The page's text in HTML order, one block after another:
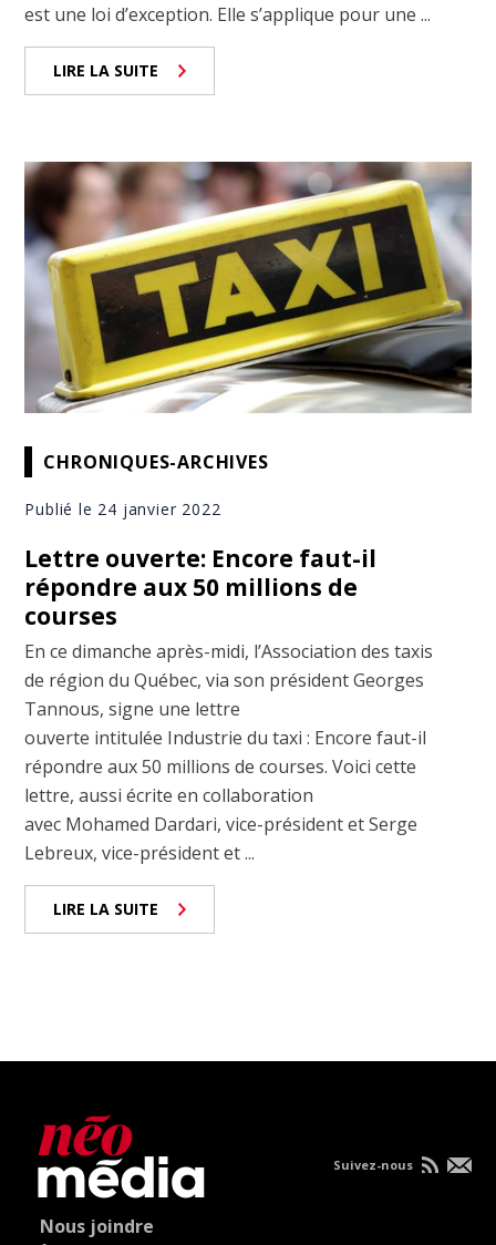
est une loi d’exception. Elle s’applique pour une ...
LIRE LA SUITE
CHRONIQUES-ARCHIVES
Publié le 24 janvier 2022
Lettre ouverte: Encore faut-il
répondre aux 50 millions de
courses
En ce dimanche après-midi, l’Association des taxis
de région du Québec, via son président Georges
Tannous, signe une lettre
ouverte intitulée Industrie du taxi : Encore faut-il
répondre aux 50 millions de courses. Voici cette
lettre, aussi écrite en collaboration
avec Mohamed Dardari, vice-président et Serge
Lebreux, vice-président et ...
LIRE LA SUITE
Nous joindre
Suivez-nous